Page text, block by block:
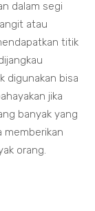
dalam segi
atau
titik
digunakan bisa
jika
banyak yang
memberikan
orang.